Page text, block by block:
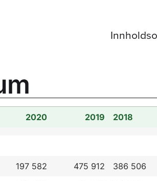
2020 2019 2018
197 582 475 912
386 506